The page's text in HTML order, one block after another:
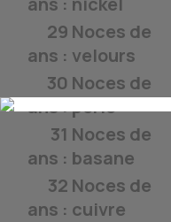
29
ans :
Noces de
velours
30
ans :
Noces de
perle
31
ans :
Noces de
basane
32
ans :
Noces de
cuivre